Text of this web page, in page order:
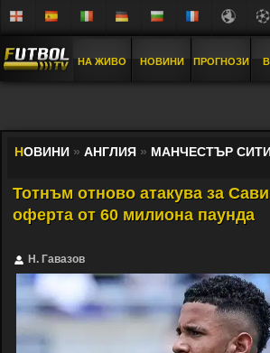
НА ЖИВО НОВИНИ ПРОГНОЗИ
НОВИНИ » АНГЛИЯ » МАНЧЕСТЪР
Тотнъм отново атакува за
оферта от 60 милиона паунда
Н. Гавазов